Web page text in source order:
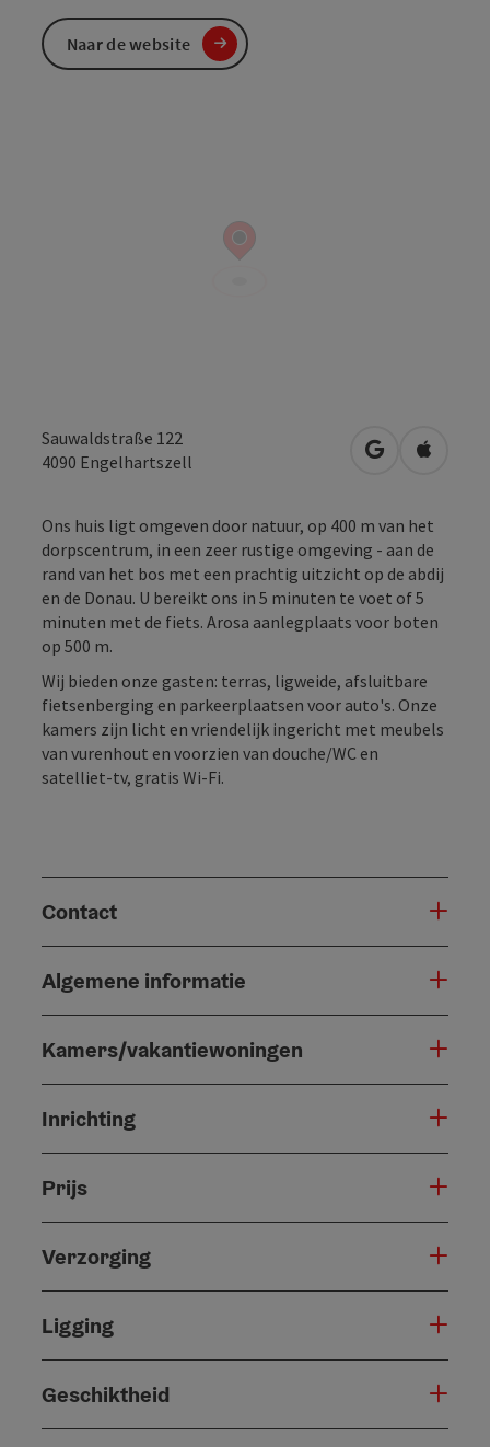
Sauwaldstraße 122
4090 Engelhartszell Openen in
Ons huis ligt omgeven door natuur, op 400 m van het
dorpscentrum, in een zeer rustige omgeving - aan de
rand van het bos met een prachtig uitzicht op de abdij
en de Donau. U bereikt ons in 5 minuten te voet of 5
minuten met de fiets. Arosa aanlegplaats voor boten
op 500 m.
Wij bieden onze gasten: terras, ligweide, afsluitbare
fietsenberging en parkeerplaatsen voor auto's. Onze
kamers zijn licht en vriendelijk ingericht met meubels
van vurenhout en voorzien van douche/WC en
satelliet-tv, gratis Wi-Fi.
Contact
Algemene informatie
Kamers/vakantiewoningen
Inrichting
Prijs
Verzorging
Ligging
Geschiktheid
Naar de website